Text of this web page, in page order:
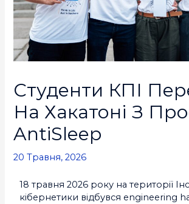
Студенти КПІ
На Хакатоні З
AntiSleep
20 Травня, 2026
18 травня 2026 року на території
кібернетики відбувся engineering